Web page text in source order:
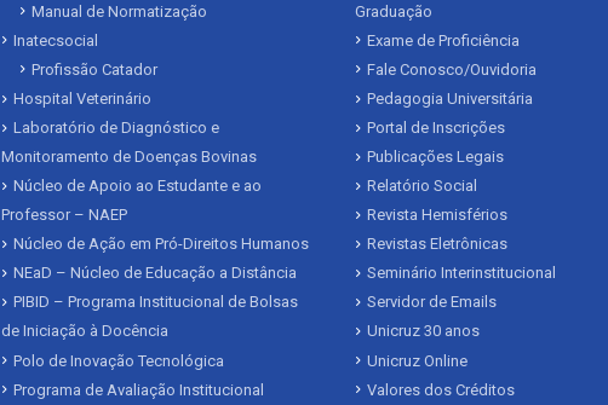
Manual de Normatização
Inatecsocial
Profissão Catador
Hospital Veterinário
Laboratório de Diagnóstico e
Monitoramento de Doenças Bovinas
Núcleo de Apoio ao Estudante e ao
Professor – NAEP
Núcleo de Ação em Pró-Direitos Humanos
NEaD – Núcleo de Educação a Distância
PIBID – Programa Institucional de Bolsas
de Iniciação à Docência
Polo de Inovação Tecnológica
Programa de Avaliação Institucional
Graduação
Exame de Proficiência
Fale Conosco/Ouvidoria
Pedagogia Universitária
Portal de Inscrições
Publicações Legais
Relatório Social
Revista Hemisférios
Revistas Eletrônicas
Seminário Interinstitucional
Servidor de Emails
Unicruz 30 anos
Unicruz Online
Valores dos Créditos